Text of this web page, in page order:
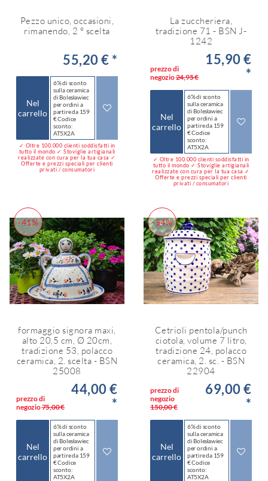
Pezzo unico, occasioni,
rimanendo, 2 ° scelta
55,20 € *
Nel
carrello
6% di sconto
sulla ceramica
di Bolesławiec
per ordini a
partire da 159
€ Codice
sconto:
AT5X2A
✓ Oltre 100.000 clienti soddisfatti in
tutto il mondo ✓ Stoviglie artigianali
realizzate con cura per la tua casa ✓
Offerte e prezzi speciali per clienti
privati / consumatori
La zuccheriera,
tradizione 71 - BSN J-
1242
prezzo di
negozio24,95 €
15,90 €
*
Nel
carrello
6% di sconto
sulla ceramica
di Bolesławiec
per ordini a
partire da 159
€ Codice
sconto:
AT5X2A
✓ Oltre 100.000 clienti soddisfatti in
tutto il mondo ✓ Stoviglie artigianali
realizzate con cura per la tua casa ✓
Offerte e prezzi speciali per clienti
privati / consumatori
-41%
formaggio signora maxi,
alto 20,5 cm, Ø 20cm,
tradizione 53, polacco
ceramica, 2. scelta - BSN
25008
prezzo di
negozio75,00 €
44,00 €
*
Nel
carrello
6% di sconto
sulla ceramica
di Bolesławiec
per ordini a
partire da 159
€ Codice
sconto:
AT5X2A
-54%
Cetrioli pentola/punch
ciotola, volume 7 litro,
tradizione 24, polacco
ceramica, 2. sc. - BSN
22904
prezzo di
negozio
150,00 €
69,00 €
*
Nel
carrello
6% di sconto
sulla ceramica
di Bolesławiec
per ordini a
partire da 159
€ Codice
sconto:
AT5X2A